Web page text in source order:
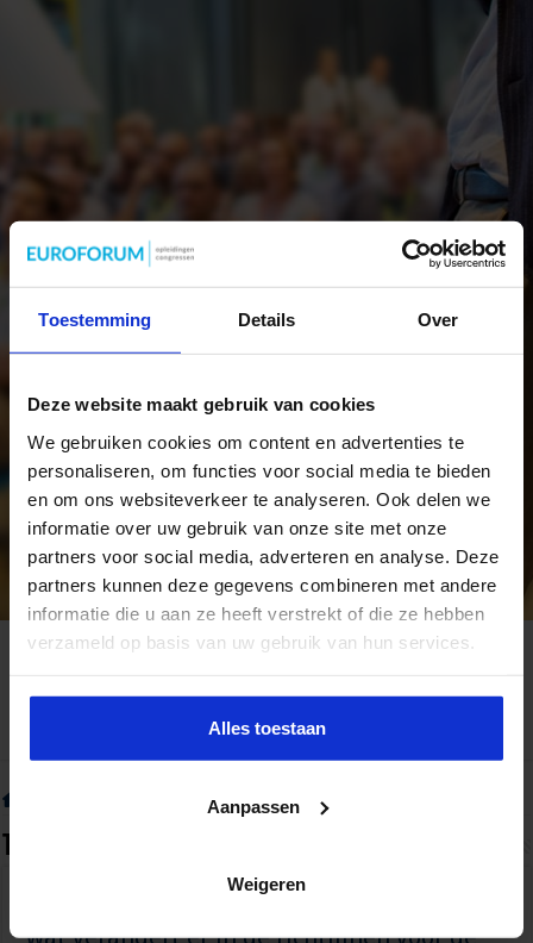
Toestemming Details Over
Deze website maakt gebruik van cookies
We gebruiken cookies om content en advertenties te
personaliseren, om functies voor social media te bieden
en om ons websiteverkeer te analyseren. Ook delen we
informatie over uw gebruik van onze site met onze
partners voor social media, adverteren en analyse. Deze
partners kunnen deze gegevens combineren met andere
informatie die u aan ze heeft verstrekt of die ze hebben
verzameld op basis van uw gebruik van hun services.
Alles toestaan
Aanpassen
Weigeren
jaarverslaggeving
Tag Archief:
wat verandert er in de richtlijnen voor de